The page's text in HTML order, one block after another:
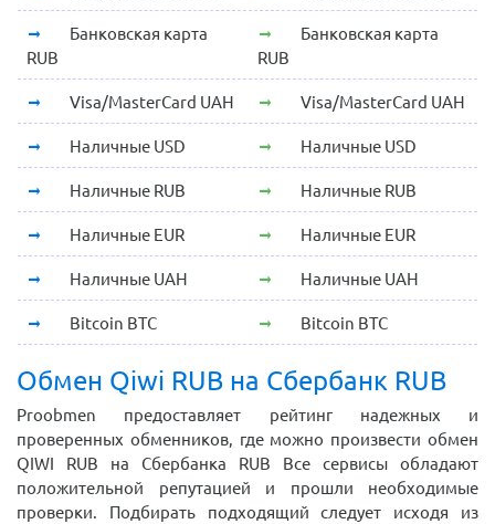
Банковская карта
RUB
Банковская карта
RUB
Visa/MasterCard UAH Visa/MasterCard UAH
Наличные USD Наличные USD
Наличные RUB Наличные RUB
Наличные EUR Наличные EUR
Наличные UAH Наличные UAH
Bitcoin BTC Bitcoin BTC
Обмен Qiwi RUB на Сбербанк RUB
Proobmen предоставляет рейтинг надежных и
проверенных обменников, где можно произвести обмен
QIWI RUB на Сбербанка RUB Все сервисы обладают
положительной репутацией и прошли необходимые
проверки. Подбирать подходящий следует исходя из